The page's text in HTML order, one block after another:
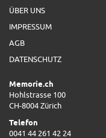
ÜBER UNS
IMPRESSUM
AGB
DATENSCHUTZ
Memorie.ch
Hohlstrasse 100
CH-8004 Zürich
Telefon
0041 44 261 42 24